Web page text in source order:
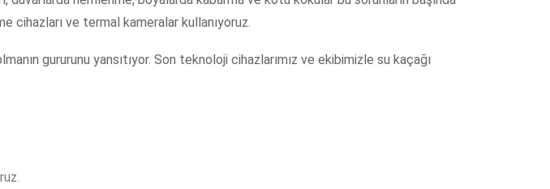
cihazları ve termal kameralar kullanıyoruz.
gururunu yansıtıyor. Son teknoloji cihazlarımız ve ekibimizle su kaçağı